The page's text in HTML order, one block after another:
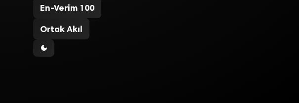
En-Verim 100
Ortak Akıl